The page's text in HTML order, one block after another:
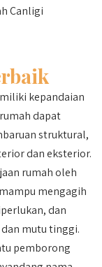
kepandaian
dapat
struktural,
dan eksterior.
rumah oleh
mengagih
dan
mutu tinggi.
pemborong